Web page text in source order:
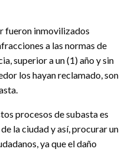
fueron inmovilizados
a las normas de
superior a un (1) año y sin
los hayan reclamado, son
procesos de subasta es
la ciudad y así, procurar un
ya que el daño